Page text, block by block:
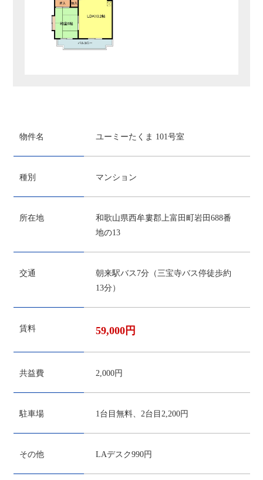
物件名 ユーミーたくま 101号室
種別 マンション
所在地
和歌山県西牟婁郡上富田町岩田688番
地の13
交通
朝来駅バス7分（三宝寺バス停徒歩約
13分）
賃料 59,000円
共益費 2,000円
駐車場 1台目無料、2台目2,200円
その他 LAデスク990円